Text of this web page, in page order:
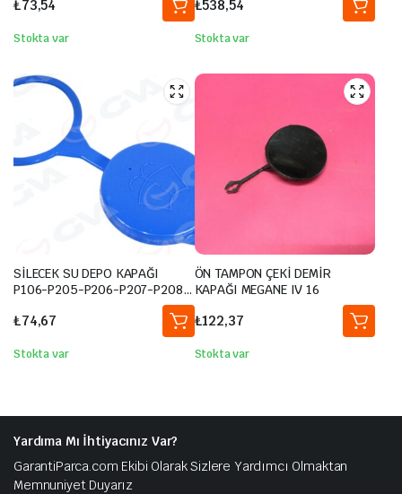
₺73,54
Stokta var
₺538,54
Stokta var
SİLECEK SU DEPO KAPAĞI
P106-P205-P206-P207-P208-
P306-P307-P406-EXPERT-
PARTNER-BERLINGO- XSARA-
JUMPY- C2-C3-C4-C5-SAXO
₺74,67
Stokta var
ÖN TAMPON ÇEKİ DEMİR
KAPAĞI MEGANE IV 16
₺122,37
Stokta var
Yardıma Mı İhtiyacınız Var?
GarantiParca.com Ekibi Olarak Sizlere Yardımcı Olmaktan
Memnuniyet Duyarız